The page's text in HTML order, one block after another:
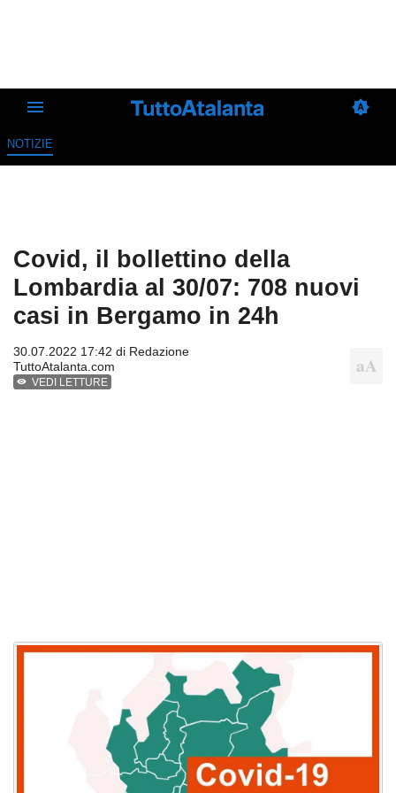
NOTIZIE
Covid, il bollettino della
Lombardia al 30/07: 708 nuovi
casi in Bergamo in 24h
30.07.2022 17:42 di Redazione
TuttoAtalanta.com
VEDI LETTURE